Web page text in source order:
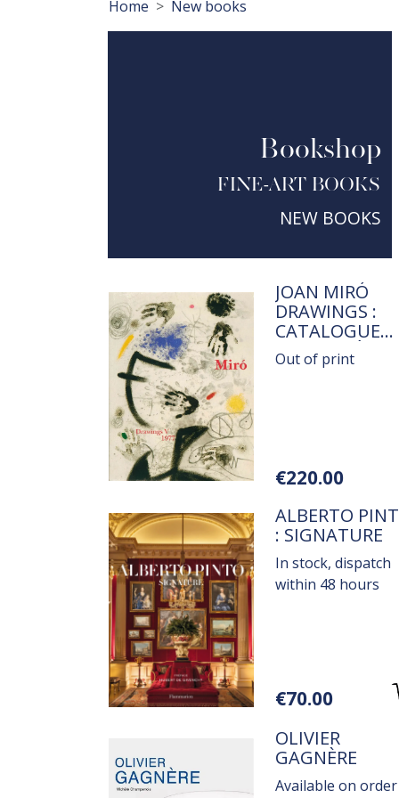
Breadcrumb
Home New books
Bookshop
FINE-ART BOOKS
NEW BOOKS
TITRE
JOAN MIRÓ
DRAWINGS :
CATALOGUE
RAISONNÉ
: 1977
Out of print
Variations
€220.00
TITRE
ALBERTO
: SIGNATURE
In stock, dispatch
within 48 hours
Variations
€70.00
TITRE
OLIVIER
GAGNÈRE
Available on order